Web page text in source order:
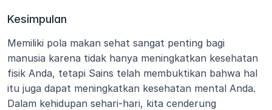
Kesimpulan
Memiliki pola makan sehat sangat penting bagi
manusia karena tidak hanya meningkatkan kesehatan
fisik Anda, tetapi Sains telah membuktikan bahwa hal
itu juga dapat meningkatkan kesehatan mental Anda.
Dalam kehidupan sehari-hari, kita cenderung